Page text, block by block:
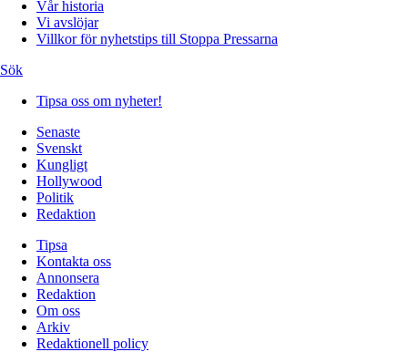
Vår historia
Vi avslöjar
Villkor för nyhetstips till Stoppa Pressarna
Sök
Tipsa oss om nyheter!
Senaste
Svenskt
Kungligt
Hollywood
Politik
Redaktion
Tipsa
Kontakta oss
Annonsera
Redaktion
Om oss
Arkiv
Redaktionell policy